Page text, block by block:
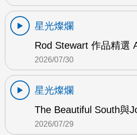
星光燦爛
Rod Stewart 作品精選
2026/07/30
星光燦爛
The Beautiful South與
2026/07/29